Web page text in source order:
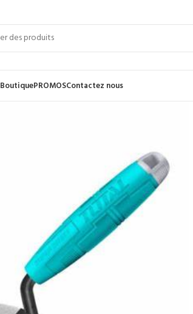
BoutiquePROMOSContactez nous